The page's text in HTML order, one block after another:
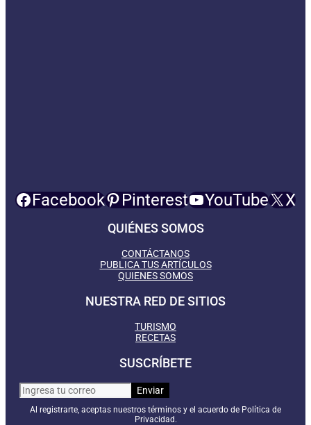
Facebook Pinterest YouTube X
QUIÉNES SOMOS
CONTÁCTANOS
PUBLICA TUS ARTÍCULOS
QUIENES SOMOS
NUESTRA RED DE SITIOS
TURISMO
RECETAS
SUSCRÍBETE
Al registrarte, aceptas nuestros términos y el acuerdo de Política de
Privacidad.